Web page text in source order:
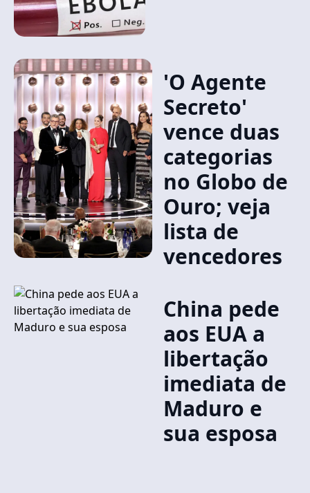
'O Agente
Secreto'
vence duas
categorias
no Globo de
Ouro; veja
lista de
vencedores
China pede
aos EUA a
libertação
imediata de
Maduro e
sua esposa